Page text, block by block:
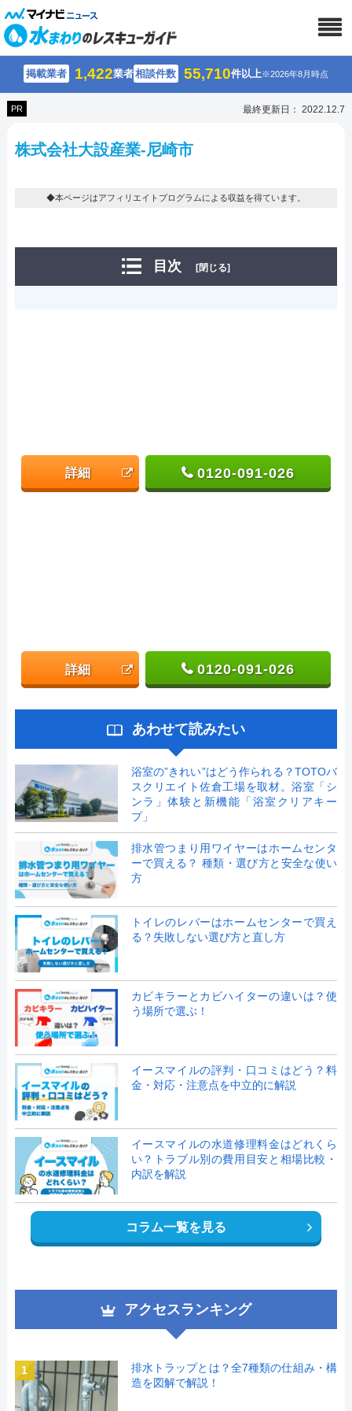
掲載業者 1,422業者相談件数 55,710件以上※2026年8月時点
PR 最終更新日： 2022.12.7
株式会社大設産業-尼崎市
◆本ページはアフィリエイトプログラムによる収益を得ています。
目次 [閉じる]
詳細 0120-091-026
詳細 0120-091-026
あわせて読みたい
浴室の”きれい”はどう作られる？TOTOバ
スクリエイト佐倉工場を取材。浴室「シ
ンラ」体験と新機能「浴室クリアキー
プ」
排水管つまり用ワイヤーはホームセンタ
ーで買える？ 種類・選び方と安全な使い
方
トイレのレバーはホームセンターで買え
る？失敗しない選び方と直し方
カビキラーとカビハイターの違いは？使
う場所で選ぶ！
イースマイルの評判・口コミはどう？料
金・対応・注意点を中立的に解説
イースマイルの水道修理料金はどれくら
い？トラブル別の費用目安と相場比較・
内訳を解説
コラム一覧を見る
アクセスランキング
1
排水トラップとは？全7種類の仕組み・構
造を図解で解説！